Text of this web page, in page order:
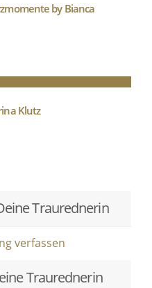
du immer die
und Offenheit
mich darauf, euch
zu erfahren.
in eure
by Bianca
Klutz
Traurednerin
verfassen
Traurednerin